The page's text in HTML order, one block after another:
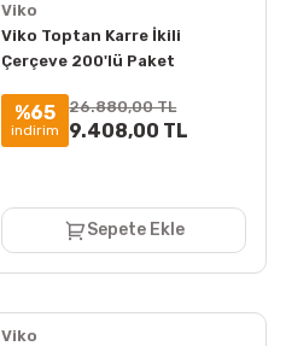
Viko
Viko Toptan Karre İkili
Çerçeve 200'lü Paket
%65
indirim
26.880,00 TL
9.408,00 TL
Sepete Ekle
Viko